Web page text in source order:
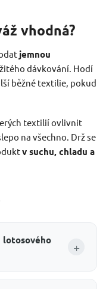
vhodná?
jemnou
dávkování. Hodí
běžné textilie, pokud
textilií ovlivnit
na všechno. Drž se
v suchu, chladu a
lotosového
+